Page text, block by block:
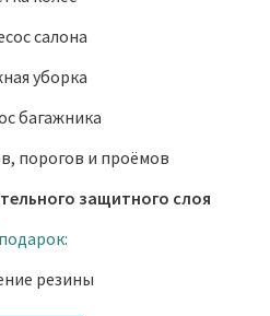
салона
уборка
багажника
порогов и проёмов
защитного слоя
резины